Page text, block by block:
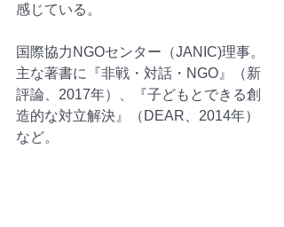
感じている。
国際協力NGOセンター（JANIC)理事。
主な著書に『非戦・対話・NGO』（新
評論、2017年）、『子どもとできる創
造的な対立解決』（DEAR、2014年）
など。